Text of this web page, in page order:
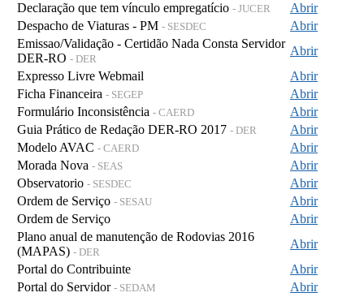
Declaração que tem vínculo empregatício - JUCER
Abrir
Despacho de Viaturas - PM - SESDEC
Abrir
Emissao/Validação - Certidão Nada Consta Servidor
DER-RO - DER
Abrir
Expresso Livre Webmail
Abrir
Ficha Financeira - SEGEP
Abrir
Formulário Inconsistência - CAERD
Abrir
Guia Prático de Redação DER-RO 2017 - DER
Abrir
Modelo AVAC - CAERD
Abrir
Morada Nova - SEAS
Abrir
Observatorio - SESDEC
Abrir
Ordem de Serviço - SESAU
Abrir
Ordem de Serviço
Abrir
Plano anual de manutenção de Rodovias 2016
(MAPAS) - DER
Abrir
Portal do Contribuinte
Abrir
Portal do Servidor - SEDAM
Abrir